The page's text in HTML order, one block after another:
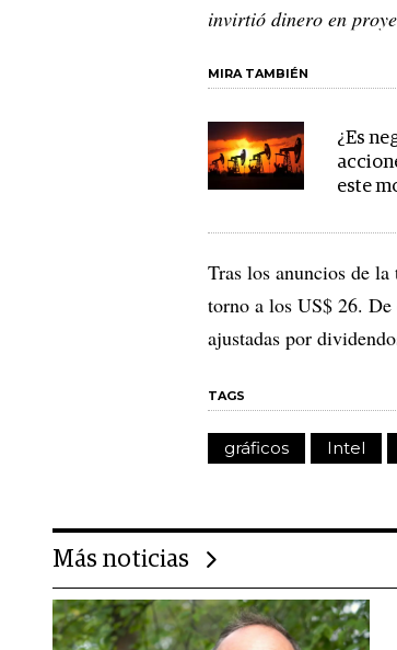
invirtió dinero en
MIRA TAMBIÉN
¿Es
este
Tras los anuncios de
torno a los US$ 26.
ajustadas por
TAGS
gráficos Intel
Más noticias